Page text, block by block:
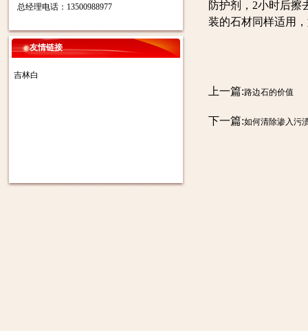
总经理电话：13500988977
友情链接
吉林白
防护剂，2小时后擦
装的石材同样适用
上一篇:路边石的价值
下一篇:如何清除渗入污